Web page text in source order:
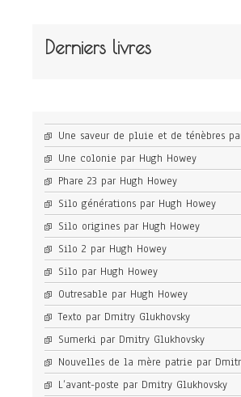
Derniers livres
Une saveur de pluie et de ténèbres
Une colonie par Hugh Howey
Phare 23 par Hugh Howey
Silo générations par Hugh Howey
Silo origines par Hugh Howey
Silo 2 par Hugh Howey
Silo par Hugh Howey
Outresable par Hugh Howey
Texto par Dmitry Glukhovsky
Sumerki par Dmitry Glukhovsky
Nouvelles de la mère patrie par
L’avant-poste par Dmitry Glukhovsky